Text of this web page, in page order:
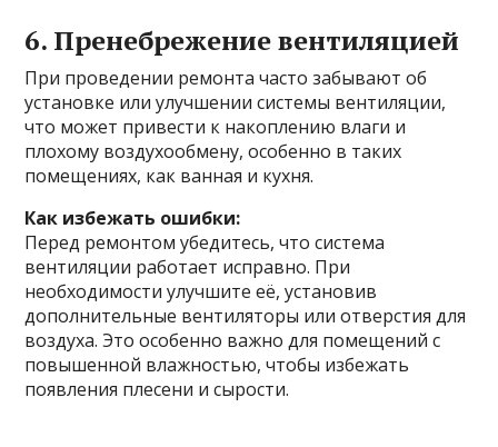
6. Пренебрежение вентиляцией
При проведении ремонта часто забывают об
установке или улучшении системы вентиляции,
что может привести к накоплению влаги и
плохому воздухообмену, особенно в таких
помещениях, как ванная и кухня.
Как избежать ошибки:
Перед ремонтом убедитесь, что система
вентиляции работает исправно. При
необходимости улучшите её, установив
дополнительные вентиляторы или отверстия для
воздуха. Это особенно важно для помещений с
повышенной влажностью, чтобы избежать
появления плесени и сырости.